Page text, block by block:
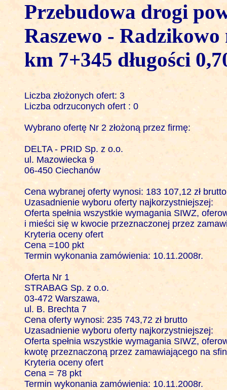
Przebudowa drogi
Raszewo -
km 7+345 długości
Liczba złożonych ofert: 3
Liczba odrzuconych ofert : 0
Wybrano ofertę Nr 2 złożoną przez firmę:
DELTA - PRID Sp. z o.o.
ul. Mazowiecka 9
06-450 Ciechanów
Cena wybranej oferty wynosi: 183 107,12 zł brutto
Uzasadnienie wyboru oferty najkorzystniejszej:
Oferta spełnia wszystkie wymagania SIWZ,
i mieści się w kwocie przeznaczonej przez
Kryteria oceny ofert
Cena =100 pkt
Termin wykonania zamówienia: 10.11.2008r.
Oferta Nr 1
STRABAG Sp. z o.o.
03-472 Warszawa,
ul. B. Brechta 7
Cena oferty wynosi: 235 743,72 zł brutto
Uzasadnienie wyboru oferty najkorzystniejszej:
Oferta spełnia wszystkie wymagania SIWZ,
kwotę przeznaczoną przez zamawiającego na
Kryteria oceny ofert
Cena = 78 pkt
Termin wykonania zamówienia: 10.11.2008r.